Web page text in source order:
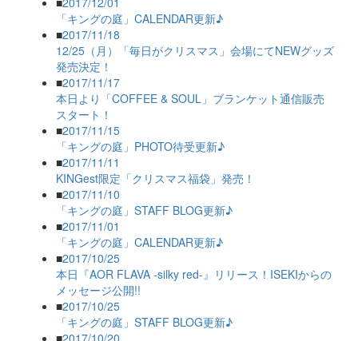
「キングの庭」CALENDAR更新♪
■2017/11/18
12/25（月）「毎日がクリスマス」会場にてNEWグッズ
発売決定！
■2017/11/17
本日より「COFFEE & SOUL」ブランケット通信販売
スタート！
■2017/11/15
「キングの庭」PHOTO待受更新♪
■2017/11/11
KINGest限定「クリスマス福袋」発売！
■2017/11/10
「キングの庭」STAFF BLOG更新♪
■2017/11/01
「キングの庭」CALENDAR更新♪
■2017/10/25
本日『AOR FLAVA -silky red-』リリース！ISEKIからの
メッセージ公開!!
■2017/10/25
「キングの庭」STAFF BLOG更新♪
■2017/10/20